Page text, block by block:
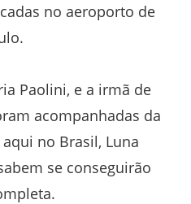
no aeroporto de
Paolini, e a irmã de
acompanhadas da
no Brasil, Luna
se conseguirão